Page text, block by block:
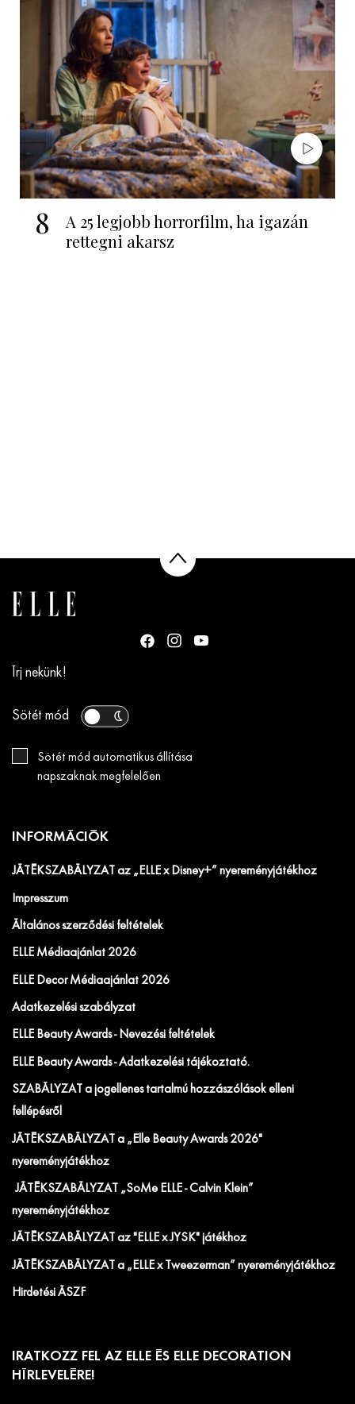
8
A 25 legjobb horrorfilm, ha igazán
rettegni akarsz
Írj nekünk!
Sötét mód
Sötét mód automatikus állítása
napszaknak megfelelően
INFORMÁCIÓK
JÁTÉKSZABÁLYZAT az „ELLE x Disney+” nyereményjátékhoz
Impresszum
Általános szerződési feltételek
ELLE Médiaajánlat 2026
ELLE Decor Médiaajánlat 2026
Adatkezelési szabályzat
ELLE Beauty Awards - Nevezési feltételek
ELLE Beauty Awards - Adatkezelési tájékoztató.
SZABÁLYZAT a jogellenes tartalmú hozzászólások elleni
fellépésről
JÁTÉKSZABÁLYZAT a „Elle Beauty Awards 2026"
nyereményjátékhoz
JÁTÉKSZABÁLYZAT „SoMe ELLE - Calvin Klein”
nyereményjátékhoz
JÁTÉKSZABÁLYZAT az "ELLE x JYSK" játékhoz
JÁTÉKSZABÁLYZAT a „ELLE x Tweezerman” nyereményjátékhoz
Hirdetési ÁSZF
IRATKOZZ FEL AZ ELLE ÉS ELLE DECORATION
HÍRLEVELÉRE!